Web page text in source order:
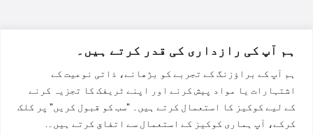
ہم آپ کی رازداری کی قدر کرتے ہیں۔
ہم آپ کے براؤزنگ کے تجربے کو بڑھانے، ذاتی نوعیت کے
اشتہارات یا مواد پیش کرنے اور اپنے ٹریفک کا تجزیہ کرنے
کے لیے کوکیز کا استعمال کرتے ہیں۔ "سب کو قبول کریں" پر کلک
کرکے، آپ ہماری کوکیز کے استعمال سے اتفاق کرتے ہیں۔.
Italiano
हिन्दी
العربية
Русский